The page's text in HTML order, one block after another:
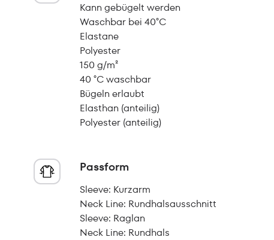
Kann gebügelt werden
Waschbar bei 40°C
Elastane
Polyester
150 g/m²
40 °C waschbar
Bügeln erlaubt
Elasthan (anteilig)
Polyester (anteilig)
Passform
Sleeve: Kurzarm
Neck Line: Rundhalsausschnitt
Sleeve: Raglan
Neck Line: Rundhals